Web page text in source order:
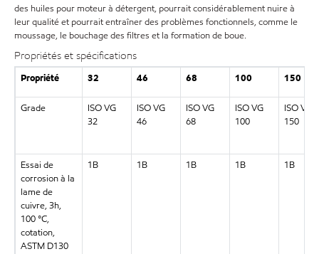
des huiles pour moteur à détergent, pourrait considérablement nuire à
leur qualité et pourrait entraîner des problèmes fonctionnels, comme le
moussage, le bouchage des filtres et la formation de boue.
Propriétés et spécifications
Propriété 32 46 68 100 150
Grade
ISO VG
32
ISO VG
46
ISO VG
68
ISO VG
100
ISO VG
150
Essai de
corrosion à la
lame de
cuivre, 3h,
100 °C,
cotation,
ASTM D130
1B 1B 1B 1B 1B